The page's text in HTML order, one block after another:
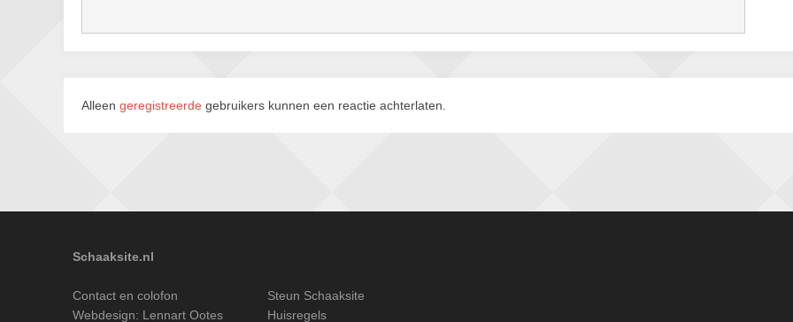
Alleen geregistreerde gebruikers kunnen een reactie achterlaten.
Schaaksite.nl
Contact en colofon
Webdesign: Lennart Ootes
Steun Schaaksite
Huisregels